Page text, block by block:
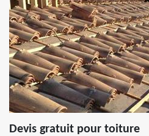
Devis gratuit pour toiture